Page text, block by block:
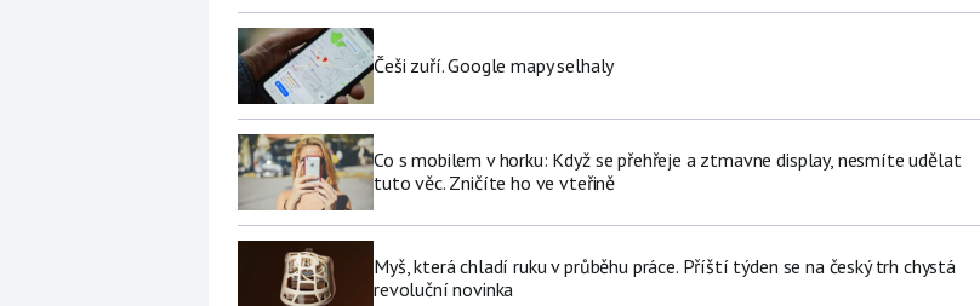
Češi zuří. Google mapy selhaly
Co s mobilem v horku: Když se přehřeje a ztmavne display, nesmíte udělat
tuto věc. Zničíte ho ve vteřině
Myš, která chladí ruku v průběhu práce. Příští týden se na český trh chystá
revoluční novinka